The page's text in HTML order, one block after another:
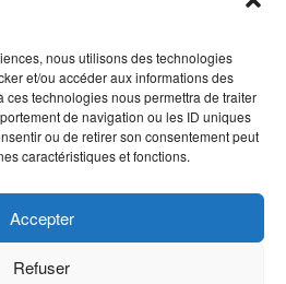
nous utilisons des technologies
et/ou accéder aux informations des
ces technologies nous permettra de traiter
de navigation ou les ID uniques
ou de retirer son consentement peut
caractéristiques et fonctions.
Accepter
Refuser
JEUNE PUBLIC
dessous